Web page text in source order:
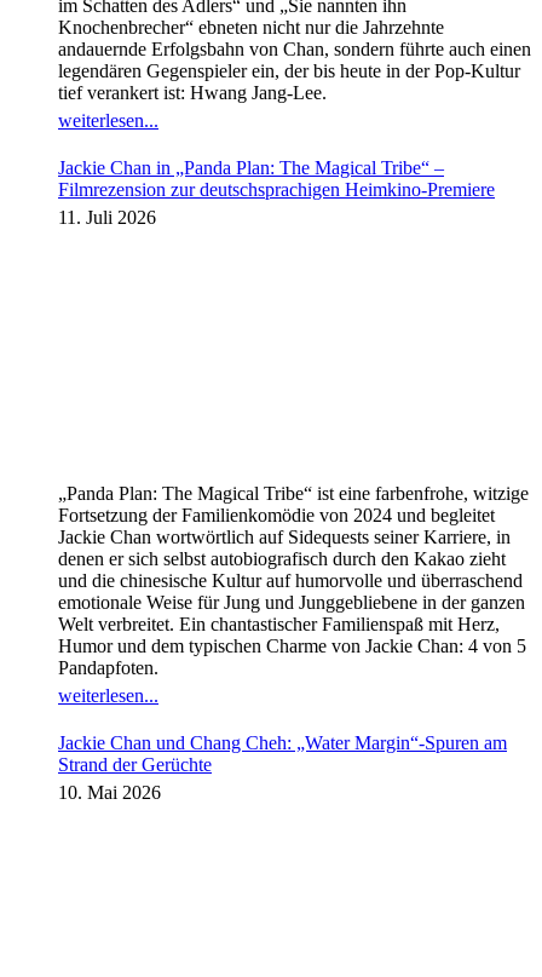
im Schatten des Adlers“ und „Sie nannten ihn
Knochenbrecher“ ebneten nicht nur die Jahrzehnte
andauernde Erfolgsbahn von Chan, sondern führte auch einen
legendären Gegenspieler ein, der bis heute in der Pop-Kultur
tief verankert ist: Hwang Jang-Lee.
weiterlesen...
Jackie Chan in „Panda Plan: The Magical Tribe“ –
Filmrezension zur deutschsprachigen Heimkino-Premiere
11. Juli 2026
„Panda Plan: The Magical Tribe“ ist eine farbenfrohe, witzige
Fortsetzung der Familienkomödie von 2024 und begleitet
Jackie Chan wortwörtlich auf Sidequests seiner Karriere, in
denen er sich selbst autobiografisch durch den Kakao zieht
und die chinesische Kultur auf humorvolle und überraschend
emotionale Weise für Jung und Junggebliebene in der ganzen
Welt verbreitet. Ein chantastischer Familienspaß mit Herz,
Humor und dem typischen Charme von Jackie Chan: 4 von 5
Pandapfoten.
weiterlesen...
Jackie Chan und Chang Cheh: „Water Margin“-Spuren am
Strand der Gerüchte
10. Mai 2026